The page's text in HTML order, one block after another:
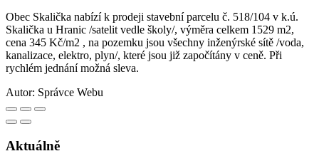
Obec Skalička nabízí k prodeji stavební parcelu č. 518/104 v k.ú.
Skalička u Hranic /satelit vedle školy/, výměra celkem 1529 m2,
cena 345 Kč/m2 , na pozemku jsou všechny inženýrské sítě /voda,
kanalizace, elektro, plyn/, které jsou již započítány v ceně. Při
rychlém jednání možná sleva.
Autor: Správce Webu
Aktuálně